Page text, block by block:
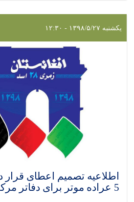
یکشنبه ۱۳۹۸/۵/۲۷ - ۱۲:۳۰
اطلاعیه تصمیم اعطای قرار
5 عراده موتر برای دفاتر مرکزی و ساحوی